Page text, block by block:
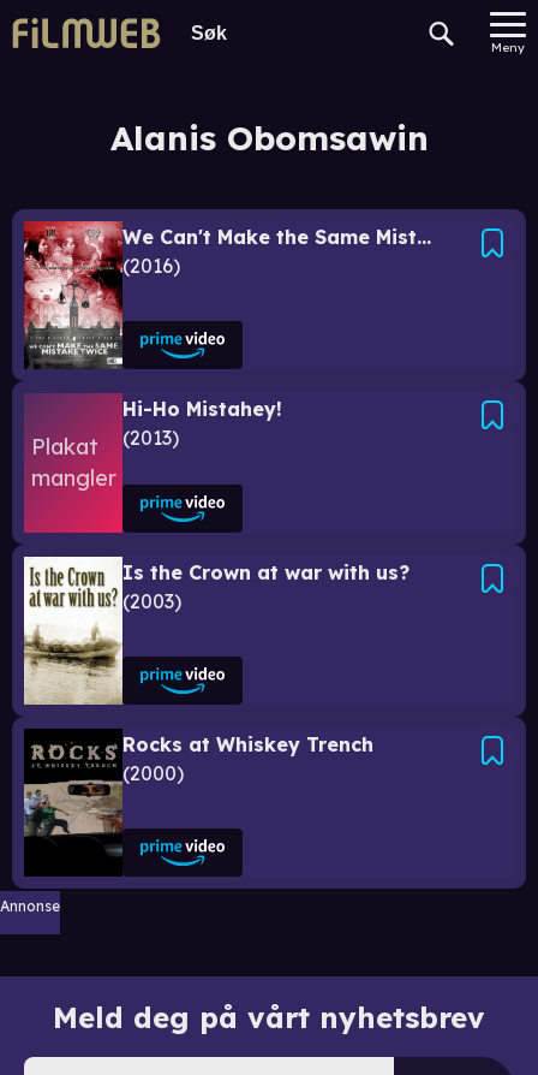
Meny
Alanis Obomsawin
We Can't Make the Same Mistake Twice
2016
Hi-Ho Mistahey!
2013
Is the Crown at war with us?
2003
Rocks at Whiskey Trench
2000
Annonse
Meld deg på vårt nyhetsbrev